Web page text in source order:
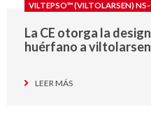
VILTEPSO™ (VILTOLARSEN)
La CE otorga la
huérfano a
LEER MÁS